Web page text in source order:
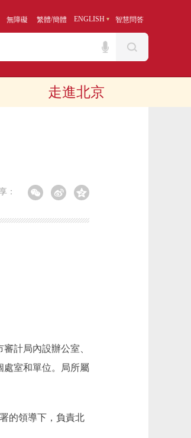
無障礙 繁體/簡體 ENGLISH 智慧問答
走進北京
：
計局內設辦公室、
處室和單位。局所屬
的領導下，負責北